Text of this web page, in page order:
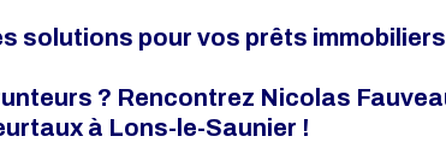
solutions pour vos prêts
? Rencontrez Nicolas
à Lons-le-Saunier !